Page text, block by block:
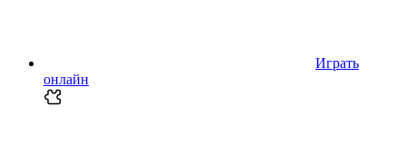
Играть
онлайн